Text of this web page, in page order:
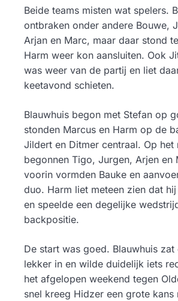
Beide teams misten wat spelers.
ontbraken onder andere Bouwe,
Arjan en Marc, maar daar stond
Harm weer kon aansluiten. Ook
was weer van de partij en liet
keetavond schieten.
Blauwhuis begon met Stefan op
stonden Marcus en Harm op de
Jildert en Ditmer centraal. Op het
begonnen Tigo, Jurgen, Arjen en
voorin vormden Bauke en
duo. Harm liet meteen zien dat
en speelde een degelijke
backpositie.
De start was goed. Blauwhuis zat
lekker in en wilde duidelijk iets
het afgelopen weekend tegen
snel kreeg Hidzer een grote kans